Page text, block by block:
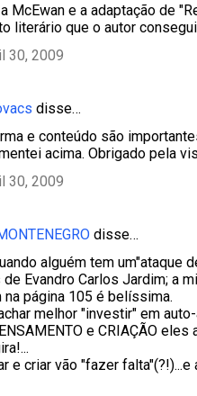
McEwan e a adaptação de
literário que o autor
30, 2009
disse…
e conteúdo são
acima. Obrigado pela
30, 2009
disse…
alguém tem um"ataque
Evandro Carlos Jardim; a
página 105 é belíssima.
melhor "investir" em
e CRIAÇÃO
e criar vão "fazer falta"(?!)...e